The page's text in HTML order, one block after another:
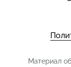
Материал